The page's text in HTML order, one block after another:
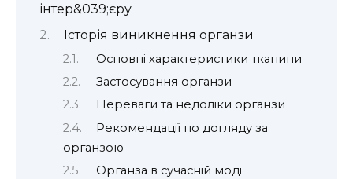
інтер&039;єру
Історія виникнення органзи
Основні характеристики тканини
Застосування органзи
Переваги та недоліки органзи
Рекомендації по догляду за
органзою
Органза в сучасній моді